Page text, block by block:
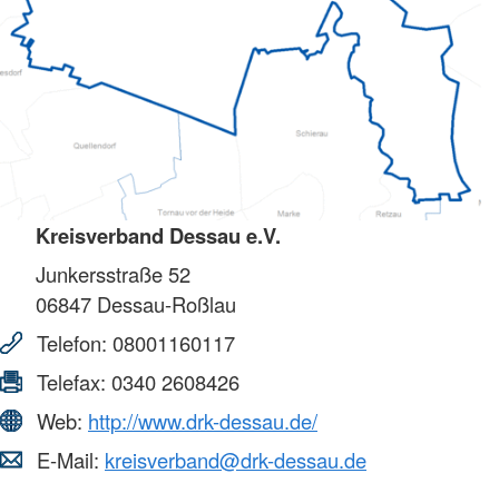
Kreisverband Dessau e.V.
Junkersstraße 52
06847 Dessau-Roßlau
Telefon: 08001160117
Telefax: 0340 2608426
Web: http://www.drk-dessau.de/
E-Mail: kreisverband@drk-dessau.de